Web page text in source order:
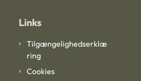
Links
Tilgængelighedserklæ
ring
Cookies